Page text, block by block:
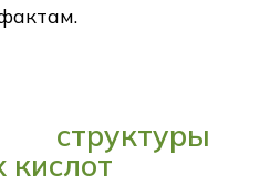
структуры
кислот